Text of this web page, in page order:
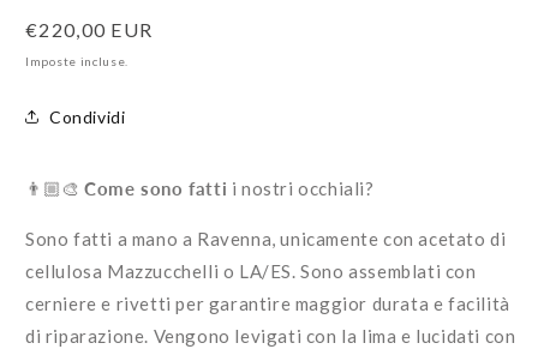
quantità
per
Modello
quantità
Prezzo
di
€220,00 EUR
Imposte incluse.
Condividi
👨🏼‍🎨Come sono fatti i nostri occhiali?
Sono fatti a mano a Ravenna, unicamente con acetato di
cellulosa Mazzucchelli o LA/ES. Sono assemblati con
cerniere e rivetti per garantire maggior durata e facilità
di riparazione. Vengono levigati con la lima e lucidati con